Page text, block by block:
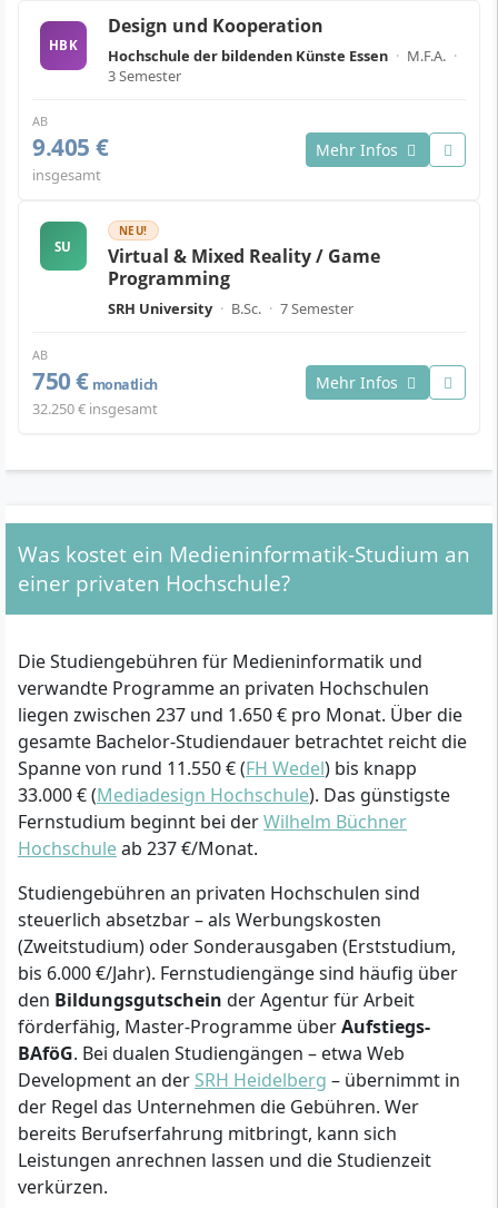
HBK
Design und Kooperation
Hochschule der bildenden Künste Essen · M.F.A. ·
3 Semester
AB
9.405 €
insgesamt
Mehr Infos
SU
NEU!
Virtual & Mixed Reality / Game
Programming
SRH University · B.Sc. · 7 Semester
AB
750 € monatlich
32.250 € insgesamt
Mehr Infos
Was kostet ein Medieninformatik-Studium an
einer privaten Hochschule?
Die Studiengebühren für Medieninformatik und
verwandte Programme an privaten Hochschulen
liegen zwischen 237 und 1.650 € pro Monat. Über die
gesamte Bachelor-Studiendauer betrachtet reicht die
Spanne von rund 11.550 € (FH Wedel) bis knapp
33.000 € (Mediadesign Hochschule). Das günstigste
Fernstudium beginnt bei derWilhelm Büchner
Hochschuleab 237 €/Monat.
Studiengebühren an privaten Hochschulen sind
steuerlich absetzbar – als Werbungskosten
(Zweitstudium) oder Sonderausgaben (Erststudium,
bis 6.000 €/Jahr). Fernstudiengänge sind häufig über
den Bildungsgutschein der Agentur für Arbeit
förderfähig, Master-Programme überAufstiegs-
BAföG. Bei dualen Studiengängen – etwa Web
Development an der SRH Heidelberg – übernimmt in
der Regel das Unternehmen die Gebühren. Wer
bereits Berufserfahrung mitbringt, kann sich
Leistungen anrechnen lassen und die Studienzeit
verkürzen.